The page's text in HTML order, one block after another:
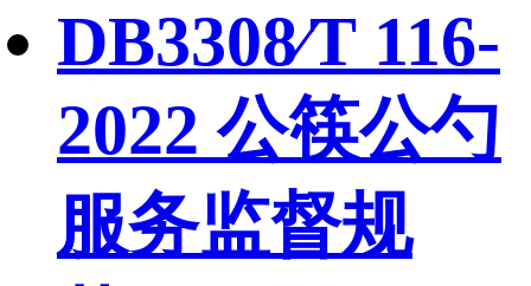
DB3308∕T 116-
2022 公筷公勺
服务监督规